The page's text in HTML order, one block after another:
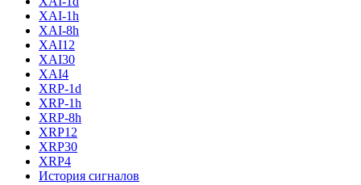
XAI-1h
XAI-8h
XAI12
XAI30
XAI4
XRP-1d
XRP-1h
XRP-8h
XRP12
XRP30
XRP4
История сигналов